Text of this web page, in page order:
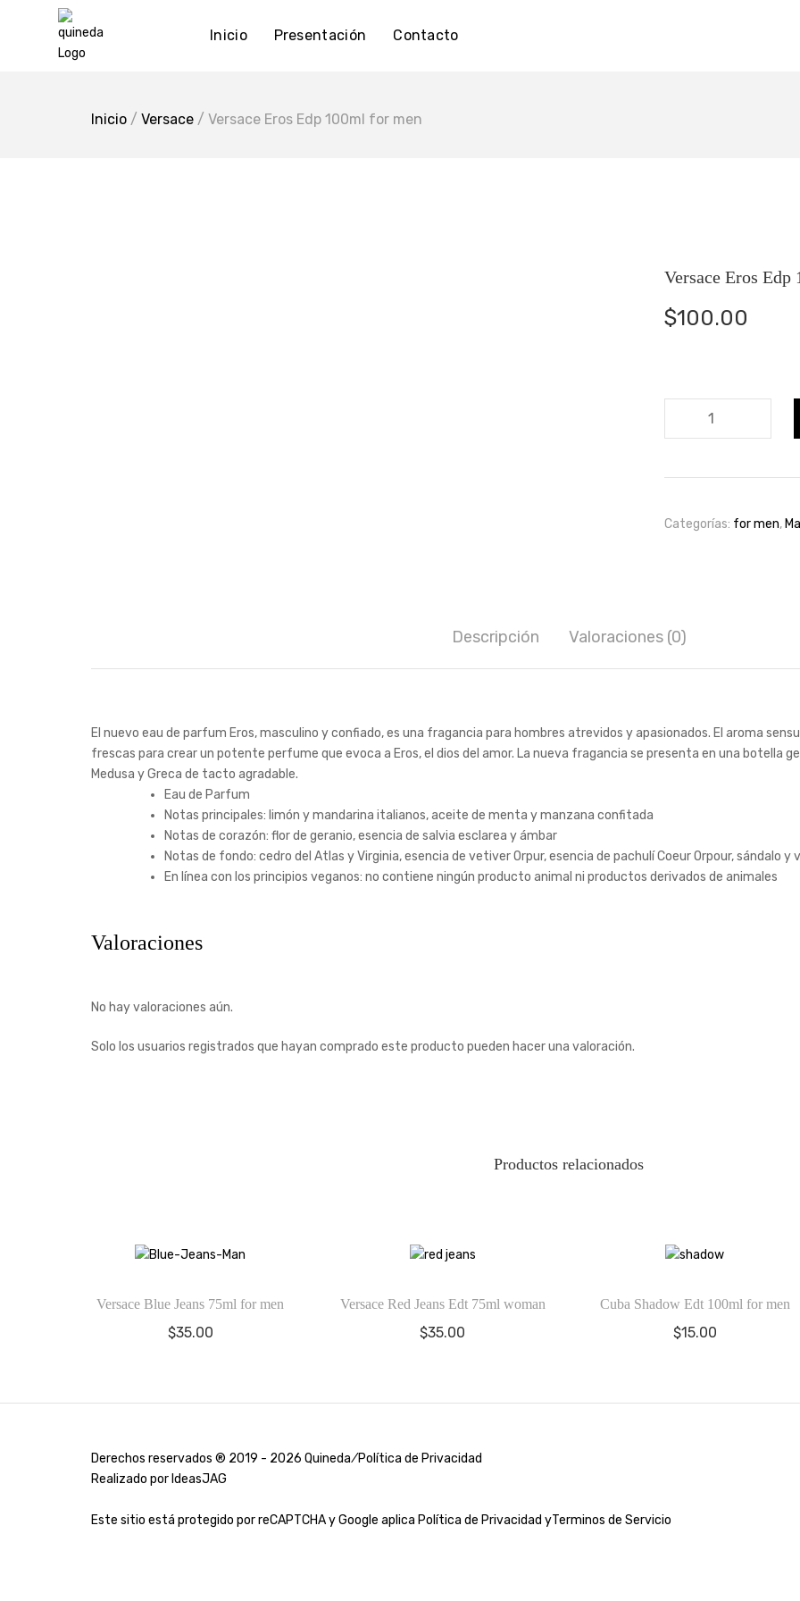
Inicio Presentación Contacto
Inicio / Versace / Versace Eros Edp 100ml for men
Versace Eros
$100.00
cantidad
Categorías: for men,
Descripción Valoraciones (0)
El nuevo eau de parfum Eros, masculino y confiado, es una fragancia para hombres atrevidos y apasionados. El aroma
frescas para crear un potente perfume que evoca a Eros, el dios del amor. La nueva fragancia se presenta en una botella
Medusa y Greca de tacto agradable.
Eau de Parfum
Notas principales: limón y mandarina italianos, aceite de menta y manzana confitada
Notas de corazón: flor de geranio, esencia de salvia esclarea y ámbar
Notas de fondo: cedro del Atlas y Virginia, esencia de vetiver Orpur, esencia de pachulí Coeur Orpour, sándalo y
En línea con los principios veganos: no contiene ningún producto animal ni productos derivados de animales
Valoraciones
No hay valoraciones aún.
Solo los usuarios registrados que hayan comprado este producto pueden hacer una valoración.
Productos relacionados
Versace Blue Jeans 75ml for men
$35.00
Versace Red Jeans Edt 75ml woman
$35.00
Cuba Shadow Edt 100ml for men
$15.00
Derechos reservados ® 2019 - 2026 Quineda ⁄Política de Privacidad
Realizado por IdeasJAG
Este sitio está protegido por reCAPTCHA y Google aplica Política de Privacidad yTerminos de Servicio